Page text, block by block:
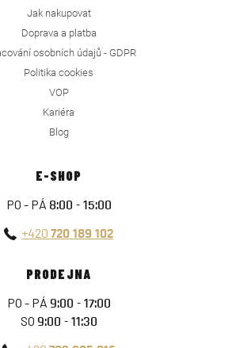
Jak nakupovat
Doprava a platba
osobních údajů - GDPR
Politika cookies
VOP
Kariéra
Blog
E-SHOP
PO - PÁ 8:00 - 15:00
+420 720 189 102
PRODEJNA
PO - PÁ 9:00 - 17:00
SO 9:00 - 11:30